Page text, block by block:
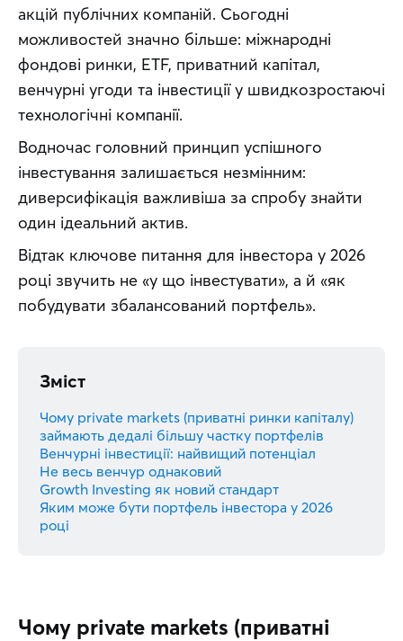
акцій публічних компаній. Сьогодні
можливостей значно більше: міжнародні
фондові ринки, ETF, приватний капітал,
венчурні угоди та інвестиції у швидкозростаючі
технологічні компанії.
Водночас головний принцип успішного
інвестування залишається незмінним:
диверсифікація важливіша за спробу знайти
один ідеальний актив.
Відтак ключове питання для інвестора у 2026
році звучить не «у що інвестувати», а й «як
побудувати збалансований портфель».
Зміст
Чому private markets (приватні ринки капіталу)
займають дедалі більшу частку портфелів
Венчурні інвестиції: найвищий потенціал
Не весь венчур однаковий
Growth Investing як новий стандарт
Яким може бути портфель інвестора у 2026
році
Чому private markets (приватні